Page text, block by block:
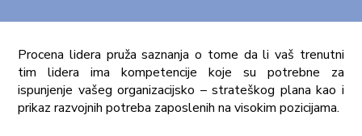
Procena lidera pruža saznanja o tome da li vaš trenutni
tim lidera ima kompetencije koje su potrebne za
ispunjenje vašeg organizacijsko – strateškog plana kao i
prikaz razvojnih potreba zaposlenih na visokim pozicijama.